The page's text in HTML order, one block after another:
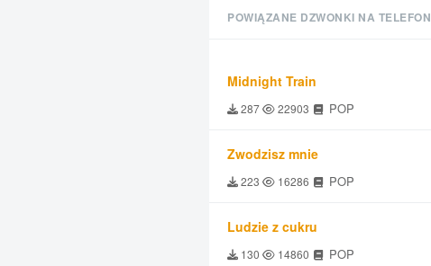
POWIĄZANE DZWONKI NA TELEFON
Midnight Train
287 22903 POP
Zwodzisz mnie
223 16286 POP
Ludzie z cukru
130 14860 POP